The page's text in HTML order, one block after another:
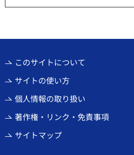
このサイトについて
サイトの使い方
個人情報の取り扱い
著作権・リンク・免責事項
サイトマップ